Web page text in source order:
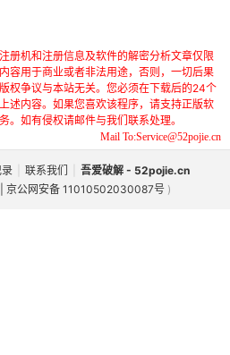
册机和注册信息及软件的解密分析文章仅限
容用于商业或者非法用途，否则，一切后果
权争议与本站无关。您必须在下载后的24个
述内容。如果您喜欢该程序，请支持正版软
。如有侵权请邮件与我们联系处理。
Mail To:Service@52pojie.cn
联系我们
吾爱破解 - 52pojie.cn
京公网安备 11010502030087号 )